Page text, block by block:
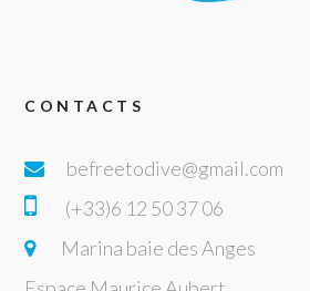
CONTACTS
befreetodive@gmail.com
(+33)6 12 50 37 06
Marina baie des Anges